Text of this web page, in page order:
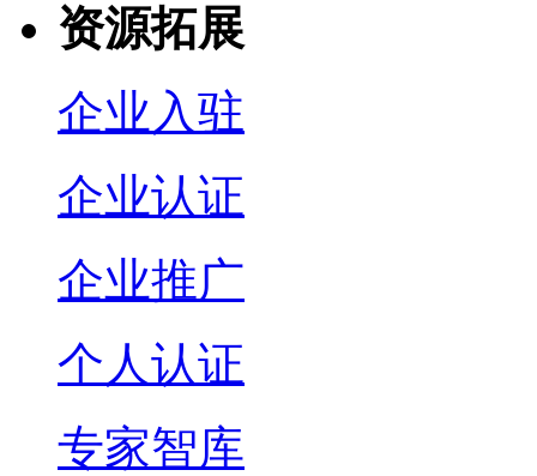
资源拓展
企业入驻
企业认证
企业推广
个人认证
专家智库